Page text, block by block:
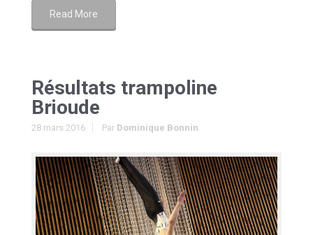
Read More
Résultats trampoline
Brioude
28 mars 2016 Par Dominique Bonnin